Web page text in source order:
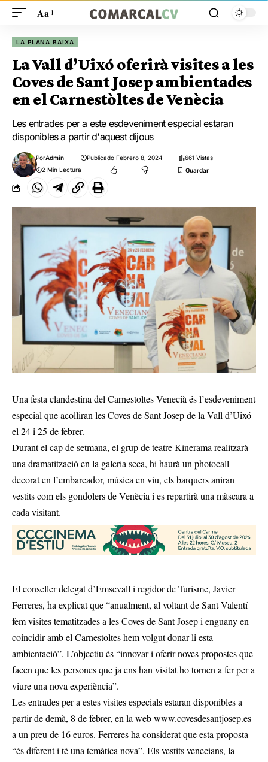
Aa
LA PLANA BAIXA
La Vall d’Uixó oferirà visites a les
Coves de Sant Josep ambientades
en el Carnestòltes de Venècia
Les entrades per a este esdeveniment especial estaran
disponibles a partir d'aquest dijous
PorAdmin Publicado Febrero 8, 2024
661 Vistas
2 Min Lectura
Una festa clandestina del Carnestoltes Venecià és l’esdeveniment
especial que acolliran les Coves de Sant Josep de la Vall d’Uixó
el 24 i 25 de febrer.
Durant el cap de setmana, el grup de teatre Kinerama realitzarà
una dramatització en la galeria seca, hi haurà un photocall
decorat en l’embarcador, música en viu, els barquers aniran
vestits com els gondolers de Venècia i es repartirà una màscara a
cada visitant.
El conseller delegat d’Emsevall i regidor de Turisme, Javier
Ferreres, ha explicat que “anualment, al voltant de Sant Valentí
fem visites tematitzades a les Coves de Sant Josep i enguany en
coincidir amb el Carnestoltes hem volgut donar-li esta
ambientació”. L’objectiu és “innovar i oferir noves propostes que
facen que les persones que ja ens han visitat ho tornen a fer per a
viure una nova experiència”.
Les entrades per a estes visites especials estaran disponibles a
partir de demà, 8 de febrer, en la webwww.covesdesantjosep.es
a un preu de 16 euros. Ferreres ha considerat que esta proposta
“és diferent i té una temàtica nova”. Els vestits venecians, la